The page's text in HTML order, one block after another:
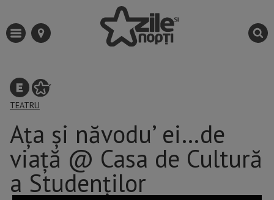
TEATRU
Ața și năvodu’ ei…de
viață @ Casa de Cultură
a Studenților